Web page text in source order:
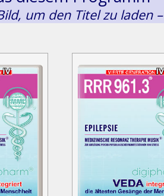
um den Titel zu laden –